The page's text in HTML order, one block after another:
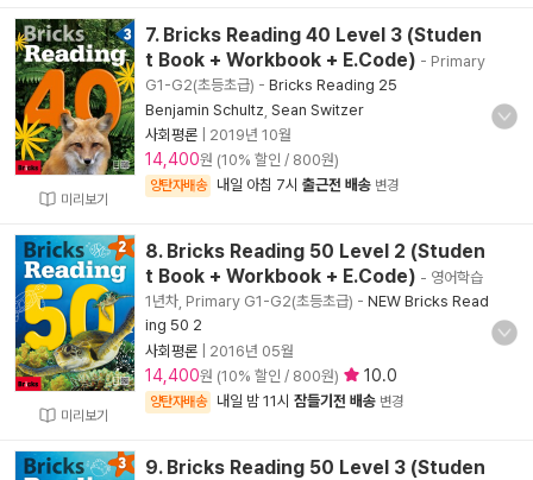
미리보기
7. Bricks Reading 40 Level 3 (Studen
t Book + Workbook + E.Code) - Primary
G1-G2(초등초급) - Bricks Reading 25
Benjamin Schultz Sean Switzer
사회평론
2019년 10월
14,400원 (10% 할인 / 800원)
양탄자배송 내일 아침 7시 출근전 배송 변경
미리보기
8. Bricks Reading 50 Level 2 (Studen
t Book + Workbook + E.Code) - 영어학습
1년차, Primary G1-G2(초등초급) - NEW Bricks Read
ing 50 2
사회평론
2016년 05월
14,400원 (10% 할인 / 800원) 10.0
양탄자배송 내일 밤 11시 잠들기전 배송 변경
9. Bricks Reading 50 Level 3 (Studen